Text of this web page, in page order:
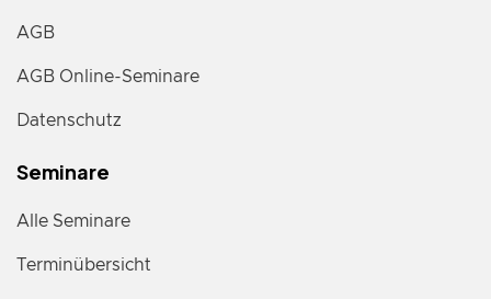
AGB
AGB Online-Seminare
Datenschutz
Seminare
Alle Seminare
Terminübersicht